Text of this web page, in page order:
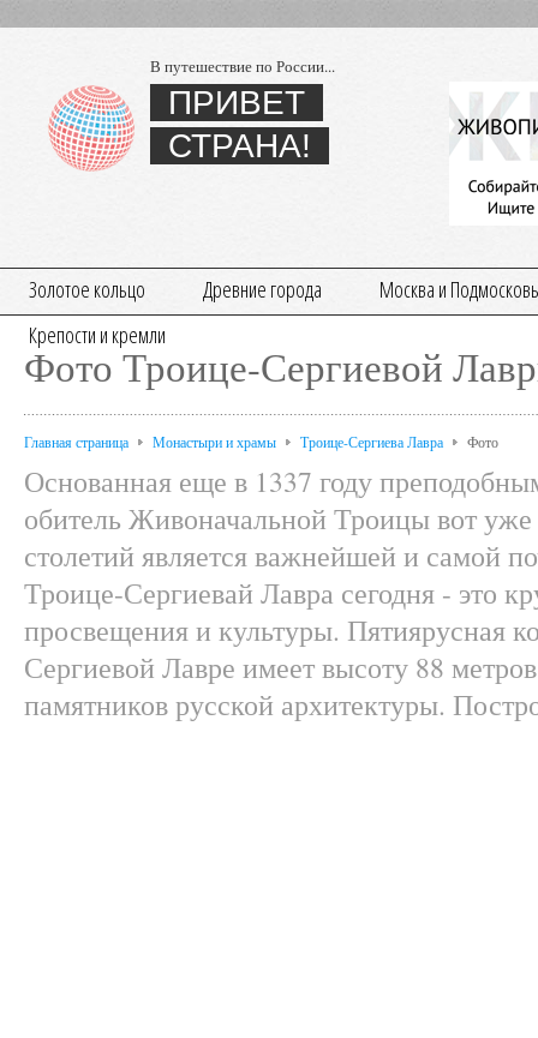
В путешествие по России...
ПРИВЕТ
СТРАНА!
Золотое кольцо Древние города
Москва и
Крепости и кремли
Фото Троице-Сергиевой
Главная страница Монастыри и храмы Троице-Сергиева Лавра Фото
Основанная еще в 1337 году
обитель Живоначальной Троицы вот
столетий является важнейшей и самой
Троице-Сергиевай Лавра сегодня - это
просвещения и культуры. Пятиярусная
Сергиевой Лавре имеет высоту 88
памятников русской архитектуры.